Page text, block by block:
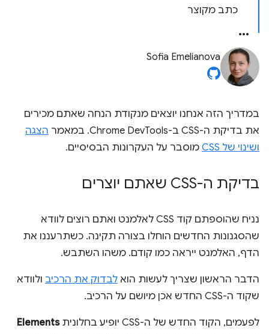
כתב מקוצר
Sofia Emelianova
במדריך הזה אנחנו יוצאים מנקודת הנחה שאתם מכירים
את בדיקת ה-CSS ב-Chrome DevTools. במאמר
הצגה
ושינוי של CSS
מוסבר על העקרונות הבסיסיים.
בדיקת ה-CSS שאתם יוצרים
נניח שהוספתם קוד CSS לאלמנט ואתם רוצים לוודא
שהסגנונות החדשים הוחלו בצורה תקינה. כשתרעננו את
הדף, האלמנט ייראה כמו קודם. משהו השתבש.
הדבר הראשון שצריך לעשות הוא לבדוק את הרכיב ולוודא
שקוד ה-CSS החדש אכן מיושם על הרכיב.
לפעמים, הקוד החדש של ה-CSS יופיע בחלונית
Elements